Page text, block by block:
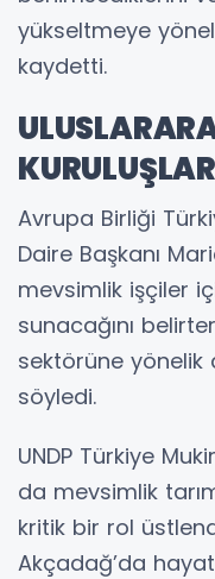
yükseltmeye
kaydetti.
Avrupa Birliği
Daire Başkanı
mevsimlik işçiler
sunacağını
sektörüne
söyledi.
UNDP Türkiye
da mevsimlik
kritik bir rol
Akçadağ’da